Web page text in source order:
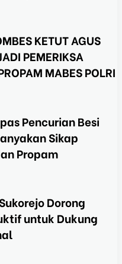
KETUT AGUS
PEMERIKSA
MABES POLRI
Pencurian Besi
Sikap
Propam
Dorong
untuk Dukung